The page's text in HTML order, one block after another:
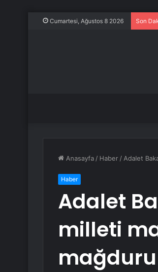
Cumartesi, Ağustos 8 2026 Son
Anasayfa / Haber / Adalet
Haber
Adalet
milleti